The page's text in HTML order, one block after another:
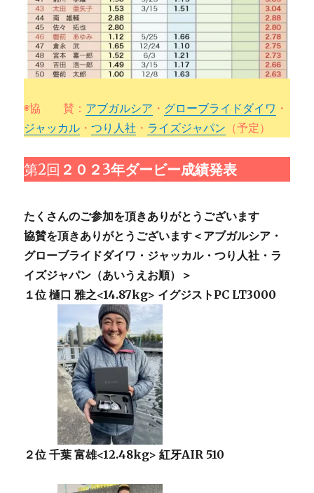
◉協 賛： アブガルシア ・ グローブライドダイワ ・
ジャッカル ・つり人社 ・ ライズジャパン （予定）
第2回 ２０２3年ダービー成績発表
たくさんのご参加を頂きありがとうございます
協賛を頂きありがとうございます＜アブガルシア・
グローブライドダイワ・ジャッカル・つり人社・ラ
イズジャパン（あいうえお順）＞
１位 樋口 雅之<14.87kg> イグジストPC LT3000
２位 千葉 富雄<12.48kg> 紅牙AIR 510